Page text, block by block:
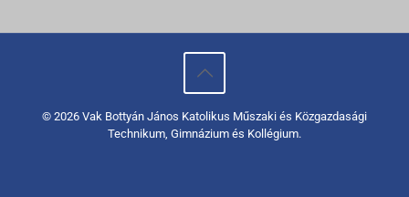
© 2026 Vak Bottyán János Katolikus Műszaki és Közgazdasági
Technikum, Gimnázium és Kollégium.